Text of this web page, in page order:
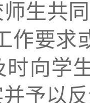
生共
作要
时向学
予以